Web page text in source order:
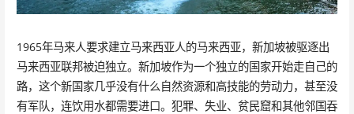
1965年马来人要求建立马来西亚人的马来西亚，新加坡被驱逐出
马来西亚联邦被迫独立。新加坡作为一个独立的国家开始走自己的
路，这个新国家几乎没有什么自然资源和高技能的劳动力，甚至没
有军队，连饮用水都需要进口。犯罪、失业、贫民窟和其他邻国吞